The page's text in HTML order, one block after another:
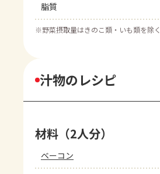
脂質
※野菜摂取量はきのこ類・いも類を除く
汁物のレシピ
材料（2人分）
ベーコン